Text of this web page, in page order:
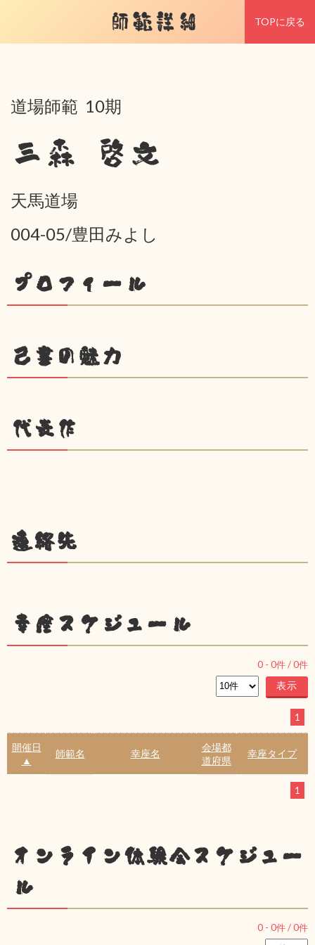
師範詳細 TOPに戻る
道場師範 10期
三森 啓文
天馬道場
004-05/豊田みよし
プロフィール
己書の魅力
代表作
連絡先
幸座スケジュール
0 - 0件 /0件
1
開催日
▲
師範名 幸座名
会場都
道府県
幸座タイプ
1
オンライン体験会スケジュー
ル
0 - 0件 /0件